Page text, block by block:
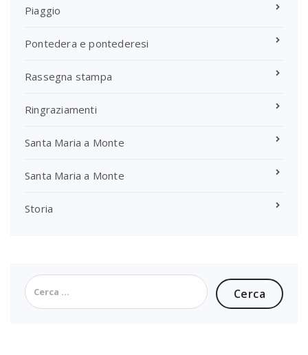
Piaggio
Pontedera e pontederesi
Rassegna stampa
Ringraziamenti
Santa Maria a Monte
Santa Maria a Monte
Storia
Ricerca
per: